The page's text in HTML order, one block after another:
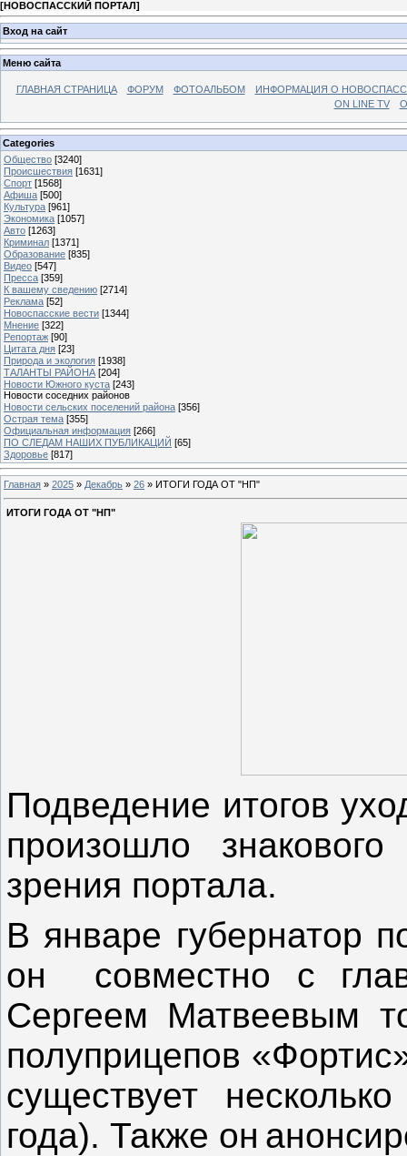
[НОВОСПАССКИЙ ПОРТАЛ]
Вход на сайт
Меню сайта
ГЛАВНАЯ СТРАНИЦА ФОРУМ ФОТОАЛЬБОМ
ИНФОРМАЦИЯ О
ON LINE TV
Categories
Общество [3240]
Происшествия [1631]
Спорт [1568]
Афиша [500]
Культура [961]
Экономика [1057]
Авто [1263]
Криминал [1371]
Образование [835]
Видео [547]
Пресса [359]
К вашему сведению [2714]
Реклама [52]
Новоспасские вести [1344]
Мнение [322]
Репортаж [90]
Цитата дня [23]
Природа и экология [1938]
ТАЛАНТЫ РАЙОНА [204]
Новости Южного куста [243]
Новости соседних районов
Новости сельских поселений района [356]
Острая тема [355]
Официальная информация [266]
ПО СЛЕДАМ НАШИХ ПУБЛИКАЦИЙ [65]
Здоровье [817]
Главная » 2025 » Декабрь » 26 » ИТОГИ ГОДА ОТ "НП"
ИТОГИ ГОДА ОТ "НП"
Подведение итогов
произошло
зрения портала.
В январе губернатор
он
совместно с
Сергеем Матвеевым
полуприцепов
существует
года). Также он